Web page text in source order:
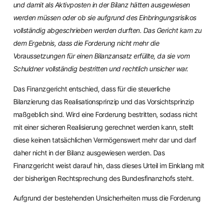
und damit als Aktivposten in der Bilanz hätten ausgewiesen
werden müssen oder ob sie aufgrund des Einbringungsrisikos
vollständig abgeschrieben werden durften. Das Gericht kam zu
dem Ergebnis, dass die Forderung nicht mehr die
Voraussetzungen für einen Bilanzansatz erfüllte, da sie vom
Schuldner vollständig bestritten und rechtlich unsicher war.
Das Finanzgericht entschied, dass für die steuerliche
Bilanzierung das Realisationsprinzip und das Vorsichtsprinzip
maßgeblich sind. Wird eine Forderung bestritten, sodass nicht
mit einer sicheren Realisierung gerechnet werden kann, stellt
diese keinen tatsächlichen Vermögenswert mehr dar und darf
daher nicht in der Bilanz ausgewiesen werden. Das
Finanzgericht weist darauf hin, dass dieses Urteil im Einklang mit
der bisherigen Rechtsprechung des Bundesfinanzhofs steht.
Aufgrund der bestehenden Unsicherheiten muss die Forderung